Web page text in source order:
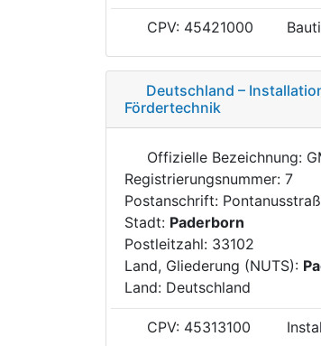
CPV: 45421000
Deutschland –
Fördertechnik
Offizielle Bezeichnung:
Registrierungsnummer: 7
Postanschrift:
Stadt: Paderborn
Postleitzahl: 33102
Land, Gliederung (NUTS):
Land: Deutschland
CPV: 45313100